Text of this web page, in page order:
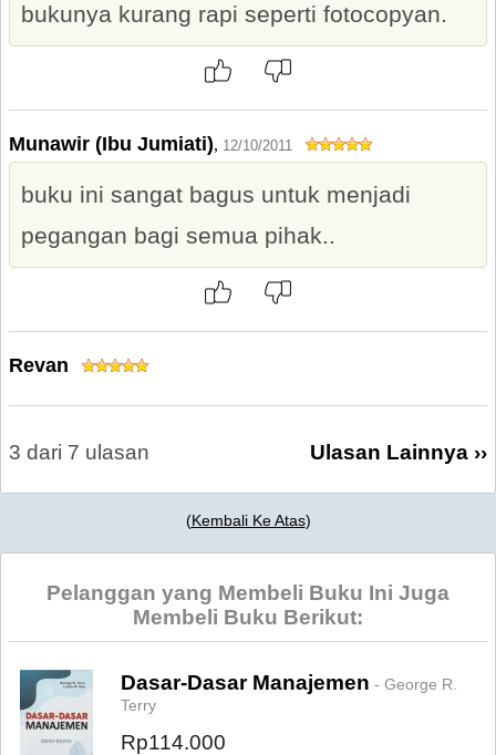
bukunya kurang rapi seperti fotocopyan.
Munawir (Ibu Jumiati), 12/10/2011
buku ini sangat bagus untuk menjadi
pegangan bagi semua pihak..
Revan
3 dari 7 ulasan Ulasan Lainnya ››
(Kembali Ke Atas)
Pelanggan yang Membeli Buku Ini Juga
Membeli Buku Berikut:
Dasar-Dasar Manajemen - George R.
Terry
Rp114.000